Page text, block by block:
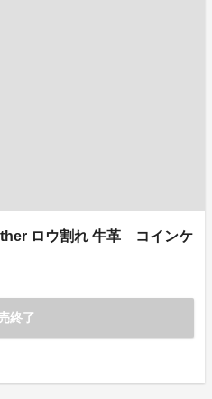
ロウ割れ 牛革 コインケ
終了